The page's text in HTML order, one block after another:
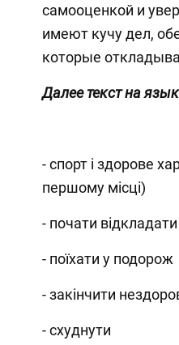
самооценкой и
имеют кучу дел,
которые
Далее текст на
- спорт і здорове
першому місці)
- почати
- поїхати у подорож
- закінчити
- схуднути